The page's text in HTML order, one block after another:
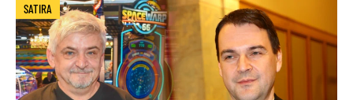
SATIRA